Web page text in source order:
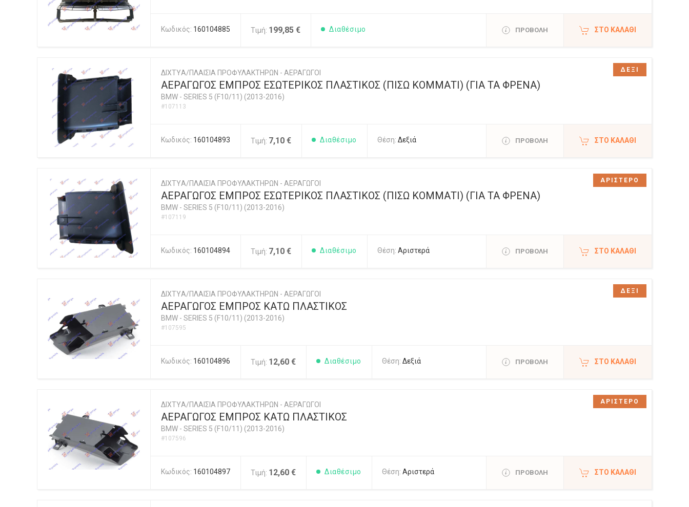
Κωδικός: 160104885 Τιμή: 199,85 € Διαθέσιμο ΠΡΟΒΟΛΗ ΣΤΟ ΚΑΛΆΘΙ
ΔΙΧΤYΑ/ΠΛΑΙΣΙΑ ΠΡΟΦΥΛΑΚΤΗΡΩΝ - ΑΕΡΑΓΩΓΟΙ
ΑΕΡΑΓΩΓΟΣ ΕΜΠΡΟΣ ΕΣΩΤΕΡΙΚΟΣ ΠΛΑΣΤΙΚΟΣ (ΠΙΣΩ ΚΟΜΜΑΤΙ) (ΓΙΑ ΤΑ ΦΡΕΝΑ)
BMW - SERIES 5 (F10/11) (2013-2016)
#107113
Κωδικός: 160104893 Τιμή: 7,10 € Διαθέσιμο Θέση: Δεξιά ΠΡΟΒΟΛΗ ΣΤΟ ΚΑΛΆΘΙ
ΔΕΞΙ
ΔΙΧΤYΑ/ΠΛΑΙΣΙΑ ΠΡΟΦΥΛΑΚΤΗΡΩΝ - ΑΕΡΑΓΩΓΟΙ
ΑΕΡΑΓΩΓΟΣ ΕΜΠΡΟΣ ΕΣΩΤΕΡΙΚΟΣ ΠΛΑΣΤΙΚΟΣ (ΠΙΣΩ ΚΟΜΜΑΤΙ) (ΓΙΑ ΤΑ ΦΡΕΝΑ)
BMW - SERIES 5 (F10/11) (2013-2016)
#107119
Κωδικός: 160104894 Τιμή: 7,10 € Διαθέσιμο Θέση: Αριστερά ΠΡΟΒΟΛΗ ΣΤΟ ΚΑΛΆΘΙ
ΑΡΙΣΤΕΡΟ
ΔΙΧΤYΑ/ΠΛΑΙΣΙΑ ΠΡΟΦΥΛΑΚΤΗΡΩΝ - ΑΕΡΑΓΩΓΟΙ
ΑΕΡΑΓΩΓΟΣ ΕΜΠΡΟΣ ΚΑΤΩ ΠΛΑΣΤΙΚΟΣ
BMW - SERIES 5 (F10/11) (2013-2016)
#107595
Κωδικός: 160104896 Τιμή: 12,60 € Διαθέσιμο Θέση: Δεξιά ΠΡΟΒΟΛΗ ΣΤΟ ΚΑΛΆΘΙ
ΔΕΞΙ
ΔΙΧΤYΑ/ΠΛΑΙΣΙΑ ΠΡΟΦΥΛΑΚΤΗΡΩΝ - ΑΕΡΑΓΩΓΟΙ
ΑΕΡΑΓΩΓΟΣ ΕΜΠΡΟΣ ΚΑΤΩ ΠΛΑΣΤΙΚΟΣ
BMW - SERIES 5 (F10/11) (2013-2016)
#107596
Κωδικός: 160104897 Τιμή: 12,60 € Διαθέσιμο Θέση: Αριστερά ΠΡΟΒΟΛΗ ΣΤΟ ΚΑΛΆΘΙ
ΑΡΙΣΤΕΡΟ